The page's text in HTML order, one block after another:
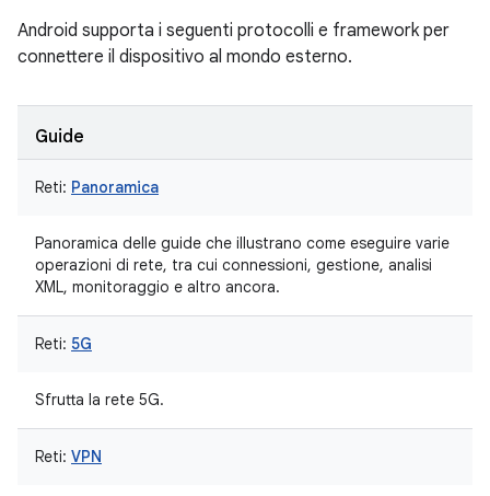
Android supporta i seguenti protocolli e framework per
connettere il dispositivo al mondo esterno.
Guide
Reti: Panoramica
Panoramica delle guide che illustrano come eseguire varie
operazioni di rete, tra cui connessioni, gestione, analisi
XML, monitoraggio e altro ancora.
Reti: 5G
Sfrutta la rete 5G.
Reti: VPN